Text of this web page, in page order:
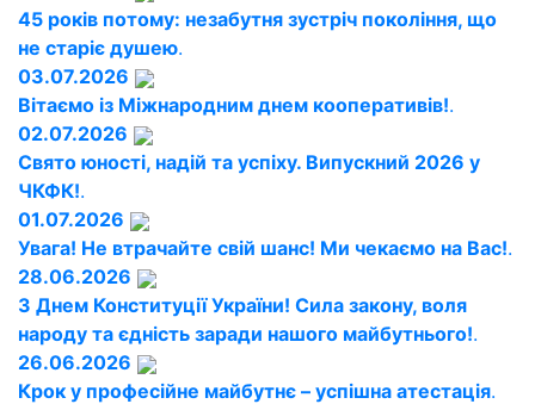
45 років потому: незабутня зустріч покоління, що
не старіє душею.
03.07.2026
Вітаємо із Міжнародним днем кооперативів!.
02.07.2026
Свято юності, надій та успіху. Випускний 2026 у
ЧКФК!.
01.07.2026
Увага! Не втрачайте свій шанс! Ми чекаємо на Вас!.
28.06.2026
З Днем Конституції України! Сила закону, воля
народу та єдність заради нашого майбутнього!.
26.06.2026
Крок у професійне майбутнє – успішна атестація.